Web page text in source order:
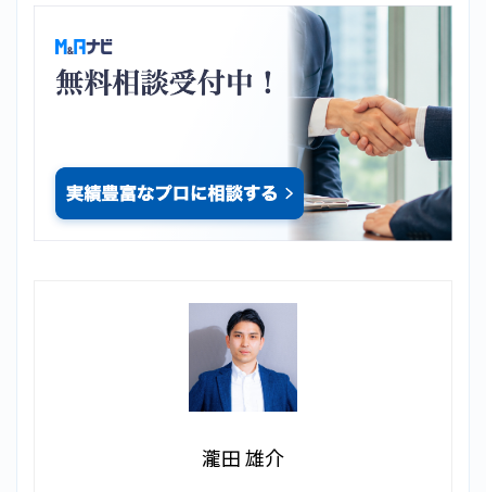
瀧田 雄介